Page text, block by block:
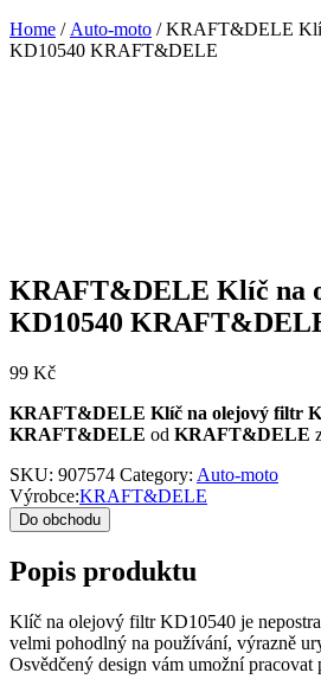
Home / Auto-moto / KRAFT&DELE
KD10540 KRAFT&DELE
KRAFT&DELE Klíč na
KD10540
99 Kč
KRAFT&DELE Klíč na olejový filtr
KRAFT&DELE od KRAFT&DELE
SKU: 907574 Category: Auto-moto
Výrobce:KRAFT&DELE
Do obchodu
Popis produktu
Klíč na olejový filtr KD10540 je
velmi pohodlný na používání, výrazně
Osvědčený design vám umožní pracovat